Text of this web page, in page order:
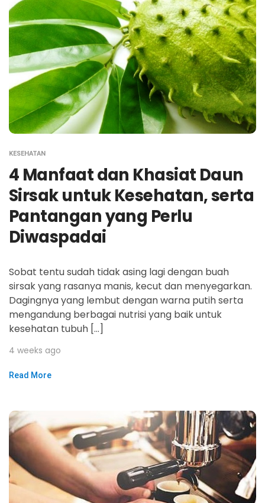
KESEHATAN
4 Manfaat dan Khasiat Daun
Sirsak untuk Kesehatan, serta
Pantangan yang Perlu
Diwaspadai
Sobat tentu sudah tidak asing lagi dengan buah
sirsak yang rasanya manis, kecut dan menyegarkan.
Dagingnya yang lembut dengan warna putih serta
mengandung berbagai nutrisi yang baik untuk
kesehatan tubuh […]
4 weeks ago
Read More